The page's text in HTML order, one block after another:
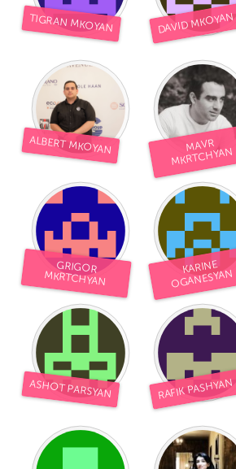
TIGRAN MKOYAN DAVID MKOYAN
ALBERT MKOYAN MAVR
MKRTCHYAN
GRIGOR
MKRTCHYAN
KARINE
OGANESYAN
ASHOT PARSYAN RAFIK PASHYAN